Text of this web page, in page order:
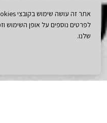
לפרטים נוספים על אופן השימוש
שלנו.